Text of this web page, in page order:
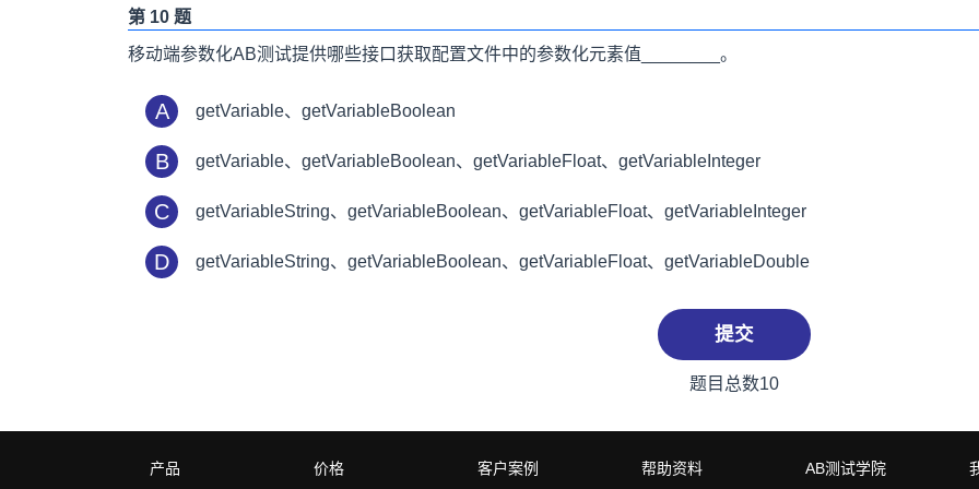
第 10 题
移动端参数化AB测试提供哪些接口获取配置文件中的参数化元素值________。
A getVariable、getVariableBoolean
B getVariable、getVariableBoolean、getVariableFloat、getVariableInteger
C getVariableString、getVariableBoolean、getVariableFloat、getVariableInteger
D getVariableString、getVariableBoolean、getVariableFloat、getVariableDouble
提交
题目总数10
产品 价格 客户案例 帮助资料 AB测试学院